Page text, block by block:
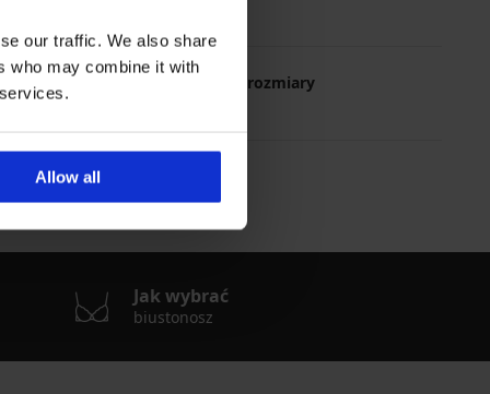
our traffic. We also share
who may combine it with
Allow all
Najczęściej wybierane rozmiary
Jak wybrać
biustonosz